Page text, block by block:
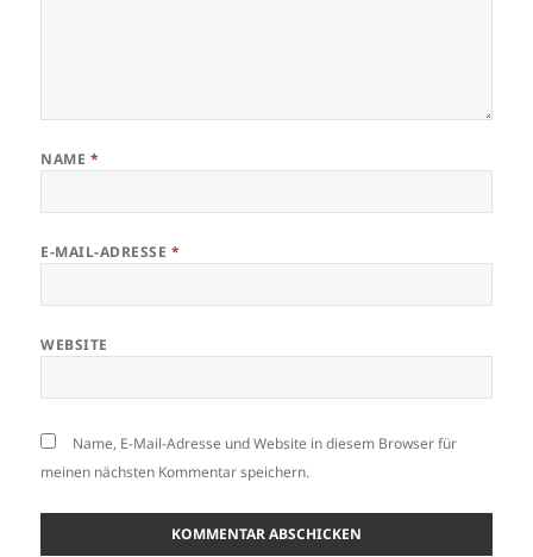
NAME *
E-MAIL-ADRESSE *
WEBSITE
Name, E-Mail-Adresse und Website in diesem Browser für
meinen nächsten Kommentar speichern.